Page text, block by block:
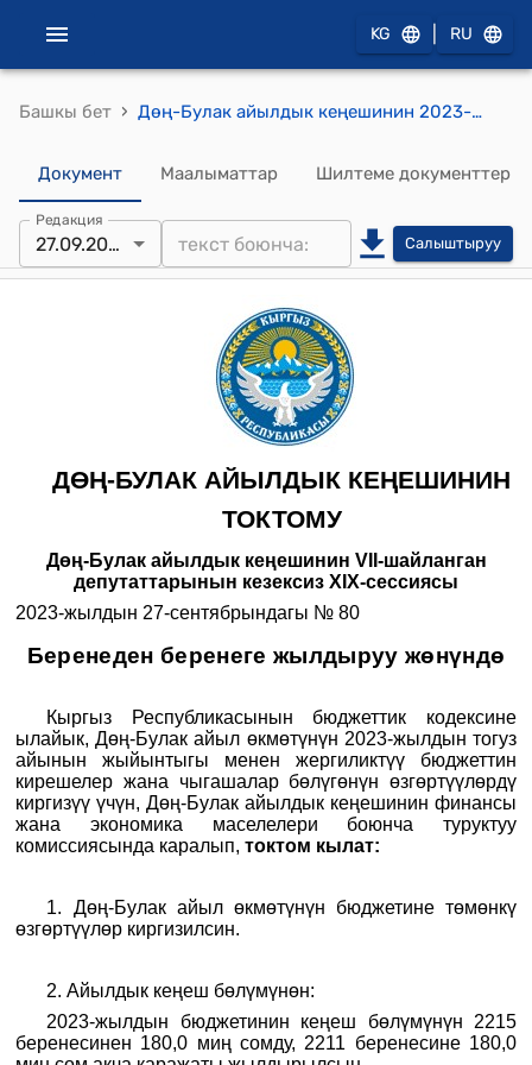
KG RU
Башкы бет › Дөң-Булак айылдык кеңешинин 2023-жылдын 27-сентябрындагы № 80 "Беренеден беренеге жылдыруу жөнүндө" токтому
Документ Маалыматтар Шилтеме документтер
Редакция
27.09.2023 Салыштыруу